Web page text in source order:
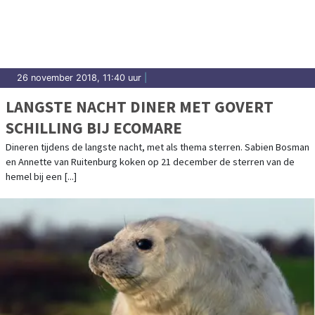
26 november 2018, 11:40 uur
LANGSTE NACHT DINER MET GOVERT
SCHILLING BIJ ECOMARE
Dineren tijdens de langste nacht, met als thema sterren. Sabien Bosman
en Annette van Ruitenburg koken op 21 december de sterren van de
hemel bij een [...]